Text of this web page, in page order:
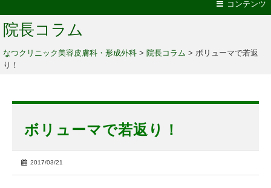
コンテンツ
院長コラム
なつクリニック美容皮膚科・形成外科 > 院長コラム > ボリューマで若返
り！
ボリューマで若返り！
2017/03/21